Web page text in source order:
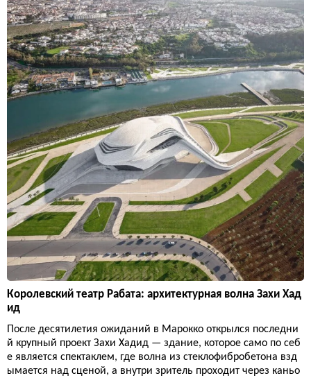
Королевский театр Рабата: архитектурная волна Захи Хад
ид
После десятилетия ожиданий в Марокко открылся последни
й крупный проект Захи Хадид — здание, которое само по себ
е является спектаклем, где волна из стеклофибробетона взд
ымается над сценой, а внутри зритель проходит через каньо